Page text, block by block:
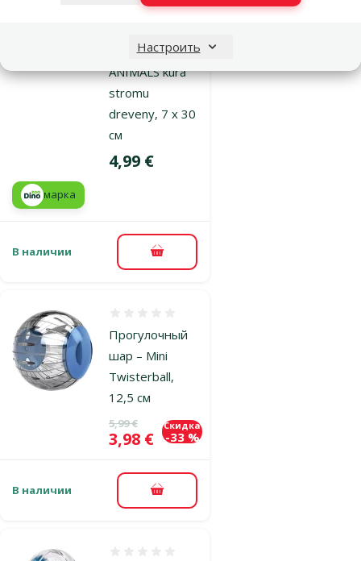
Настроить
Домик для
SMALL
ANIMALS kura
stromu
dreveny, 7 x 30
см
Цена
4,99 €
марка
В наличии В корзину
Прогулочный
шар – Mini
Twisterball,
12,5 см
Исходная цена
5,99 €
Цена
3,98 €
Скидка
-33 %
В наличии В корзину